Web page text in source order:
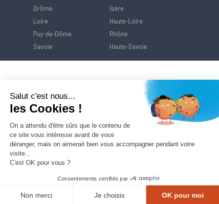
Drôme
Isère
Loire
Haute-Loire
Puy-de-Dôme
Rhône
Savoie
Haute-Savoie
Politique de
protection des données
Salut c'est nous...
les Cookies !
On a attendu d'être sûrs que le contenu de
ce site vous intéresse avant de vous
déranger, mais on aimerait bien vous accompagner pendant votre
visite...
C'est OK pour vous ?
Consentements certifiés par
Non merci Je choisis OK pour moi